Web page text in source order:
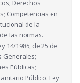
Derechos
Competencias en
de la
las normas.
14/1986, de 25 de
Generales;
Públicas;
Público. Ley